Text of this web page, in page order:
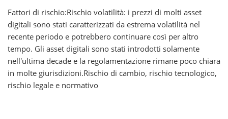
Fattori di rischio:Rischio volatilità: i prezzi di molti asset
digitali sono stati caratterizzati da estrema volatilità nel
recente periodo e potrebbero continuare così per altro
tempo. Gli asset digitali sono stati introdotti solamente
nell'ultima decade e la regolamentazione rimane poco chiara
in molte giurisdizioni.Rischio di cambio, rischio tecnologico,
rischio legale e normativo